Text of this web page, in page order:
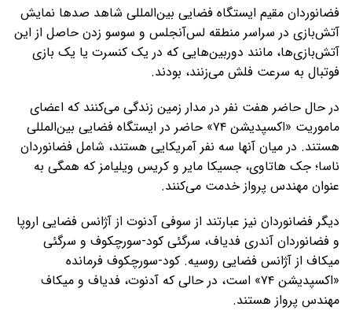
فضانوردان مقیم ایستگاه فضایی بین‌المللی شاهد صدها نمایش
آتش‌بازی در سراسر منطقه لس‌آنجلس و سوسو زدن حاصل از این
آتش‌بازی‌ها، مانند دوربین‌هایی که در یک کنسرت یا یک بازی
فوتبال به سرعت فلش می‌زنند، بودند.
در حال حاضر هفت نفر در مدار زمین زندگی می‌کنند که اعضای
ماموریت «اکسپدیشن ۷۴» حاضر در ایستگاه فضایی بین‌المللی
هستند. در میان آنها سه نفر آمریکایی هستند، شامل فضانوردان
ناسا؛ جک هاتاوی، جسیکا مایر و کریس ویلیامز که همگی به
عنوان مهندس پرواز خدمت می‌کنند.
دیگر فضانوردان نیز عبارتند از سوفی آدنوت از آژانس فضایی اروپا
و فضانوردان آندری فدیاف، سرگئی کود-سورچکوف و سرگئی
میکاف از آژانس فضایی روسیه. کود-سورچکوف فرمانده
«اکسپدیشن ۷۴» است، در حالی که آدنوت، فدیاف و میکاف
مهندس پرواز هستند.